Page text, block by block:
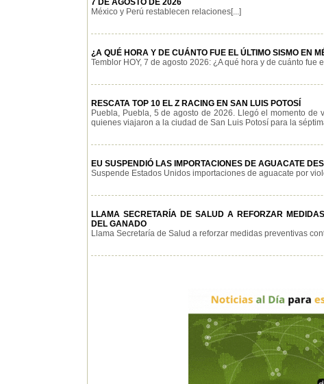
7 DE AGOSTO DE 2026
México y Perú restablecen relaciones[...]
¿A QUÉ HORA Y DE CUÁNTO FUE EL ÚLTIMO SISMO EN
Temblor HOY, 7 de agosto 2026: ¿A qué hora y de cuánto fue
RESCATA TOP 10 EL Z RACING EN SAN LUIS POTOSÍ
Puebla, Puebla, 5 de agosto de 2026. Llegó el momento
quienes viajaron a la ciudad de San Luis Potosí para la
EU SUSPENDIÓ LAS IMPORTACIONES DE AGUACATE
Suspende Estados Unidos importaciones de aguacate por
LLAMA SECRETARÍA DE SALUD A REFORZAR
DEL GANADO
Llama Secretaría de Salud a reforzar medidas preventivas